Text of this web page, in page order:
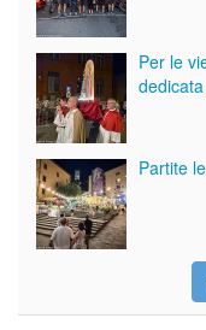
Per le
Partite